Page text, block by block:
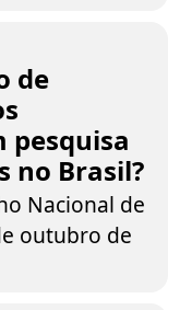
de
pesquisa
no Brasil?
Nacional de
outubro de